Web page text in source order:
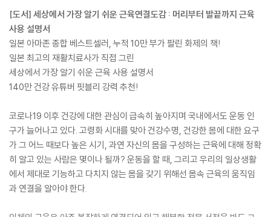
[도서] 세상에서 가장 알기 쉬운 근육연결도감 : 머리부터 발끝까지 근육
사용 설명서
일본 아마존 종합 베스트셀러, 누적 10만 부가 팔린 화제의 책!
일본 최고의 재활치료사가 직접 그린
세상에서 가장 알기 쉬운 근육 사용 설명서
140만 건강 유튜버 핏블리 강력 추천!
코로나19 이후 건강에 대한 관심이 급속히 높아지며 국내에서도 운동 인
구가 늘어나고 있다. 고령화 시대를 맞아 건강수명, 건강한 몸에 대한 요구
가 그 어느 때보다 높은 시기, 과연 자신의 몸을 구성하는 근육에 대해 정확
히 알고 있는 사람은 몇이나 될까? 운동을 할 때, 그리고 우리의 일상생활
에서 제대로 기능하고 다치지 않는 몸을 갖기 위해선 몸속 근육의 움직임
과 연결을 알아야 한다.